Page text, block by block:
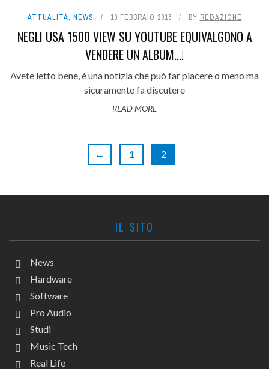
ATTUALITÀ, NEWS 10 FEBBRAIO 2016 BY REDAZIONE
NEGLI USA 1500 VIEW SU YOUTUBE EQUIVALGONO A
VENDERE UN ALBUM...!
Avete letto bene, è una notizia che può far piacere o meno ma
sicuramente fa discutere
READ MORE
← 1 2
IL SITO
News
Hardware
Software
Pro Audio
Studi
Music Tech
Real Life